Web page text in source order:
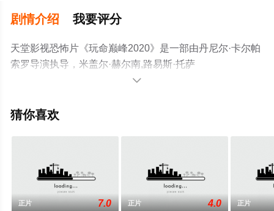
剧情介绍 我要评分
天堂影视恐怖片《玩命巅峰2020》是一部由丹尼尔·卡尔帕
索罗导演执导，米盖尔·赫尔南,路易斯·托萨
尔,Fernando,Cayo,Asia,Ortega,César,Mateo等演员精彩演
全就来天堂电影网，更多相关信息可移步至豆瓣电影、电

猜你喜欢
正片 7.0 正片 4.0 正片